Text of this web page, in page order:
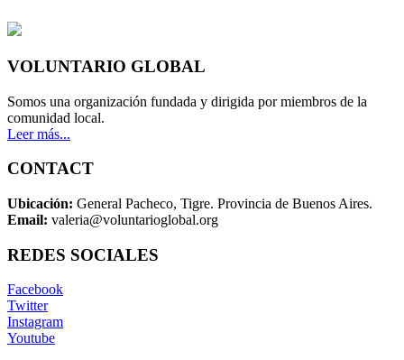
VOLUNTARIO GLOBAL
Somos una organización fundada y dirigida por miembros de la
comunidad local.
Leer más...
CONTACT
Ubicación: General Pacheco, Tigre. Provincia de Buenos Aires.
Email: valeria@voluntarioglobal.org
REDES SOCIALES
Facebook
Twitter
Instagram
Youtube